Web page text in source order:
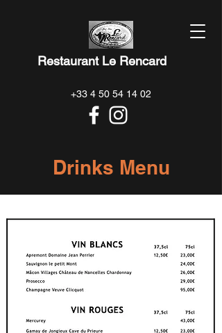
Restaurant Le Rencard
+33 4 50 54 14 02
Drinks Menu